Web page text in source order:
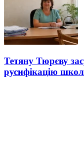
Тетяну Тюрєву
русифікацію